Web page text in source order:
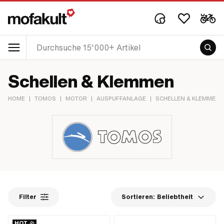
Schellen & Klemmen
HOME | TOMOS | MOTOR | AUSPUFFANLAGE | SCHELLEN & KLEMMEN
Filter Sortieren: Beliebtheit